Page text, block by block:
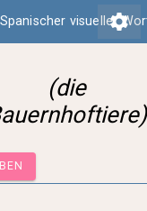
visueller
settings
(die